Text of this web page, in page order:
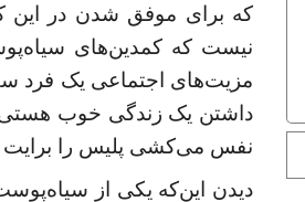
که برای موفق شدن در این
نیست که کمدین‌های
مزیت‌های اجتماعی یک فرد
داشتن یک زندگی خوب
نفس می‌کشی پلیس را برایت
دیدن این‌که یکی از